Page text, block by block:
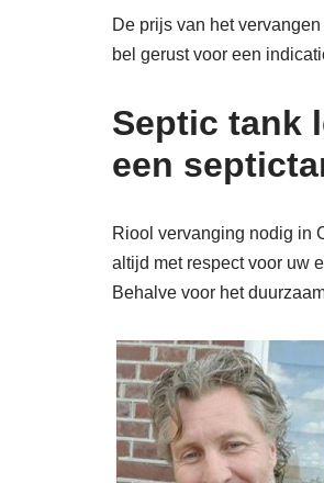
De prijs van het
bel gerust voor een
Septic tank
een
Riool vervanging nodig in
altijd met respect voor uw
Behalve voor het